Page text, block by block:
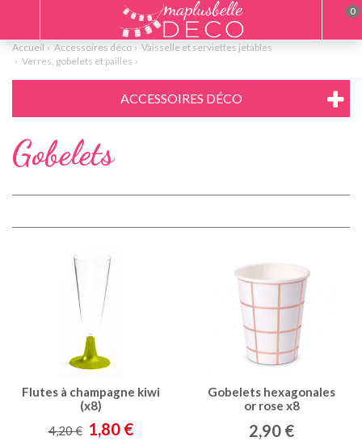
Accueil Accessoires déco
Vaisselle et serviettes jetables
Verres, gobelets et pailles
ACCESSOIRES DÉCO
Gobelets
Flutes à champagne kiwi
(x8)
4,20 € 1,80 €
Gobelets hexagonales
or rose x8
2,90 €
0